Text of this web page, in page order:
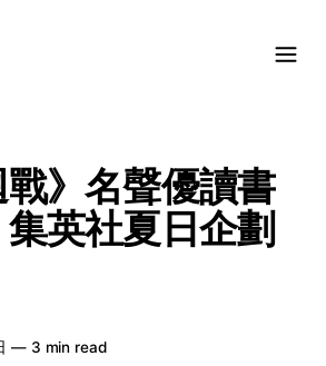
戰》名聲優讀書
英社夏日企劃
—3 min read